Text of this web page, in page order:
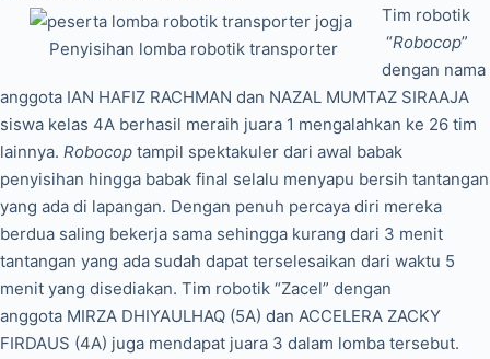
Penyisihan lomba robotik transporter
Tim robotik
“Robocop”
dengan nama
anggota IAN HAFIZ RACHMAN dan NAZAL MUMTAZ SIRAAJA
siswa kelas 4A berhasil meraih juara 1 mengalahkan ke 26 tim
lainnya. Robocop tampil spektakuler dari awal babak
penyisihan hingga babak final selalu menyapu bersih tantangan
yang ada di lapangan. Dengan penuh percaya diri mereka
berdua saling bekerja sama sehingga kurang dari 3 menit
tantangan yang ada sudah dapat terselesaikan dari waktu 5
menit yang disediakan. Tim robotik “Zacel” dengan
anggota MIRZA DHIYAULHAQ (5A) dan ACCELERA ZACKY
FIRDAUS (4A) juga mendapat juara 3 dalam lomba tersebut.